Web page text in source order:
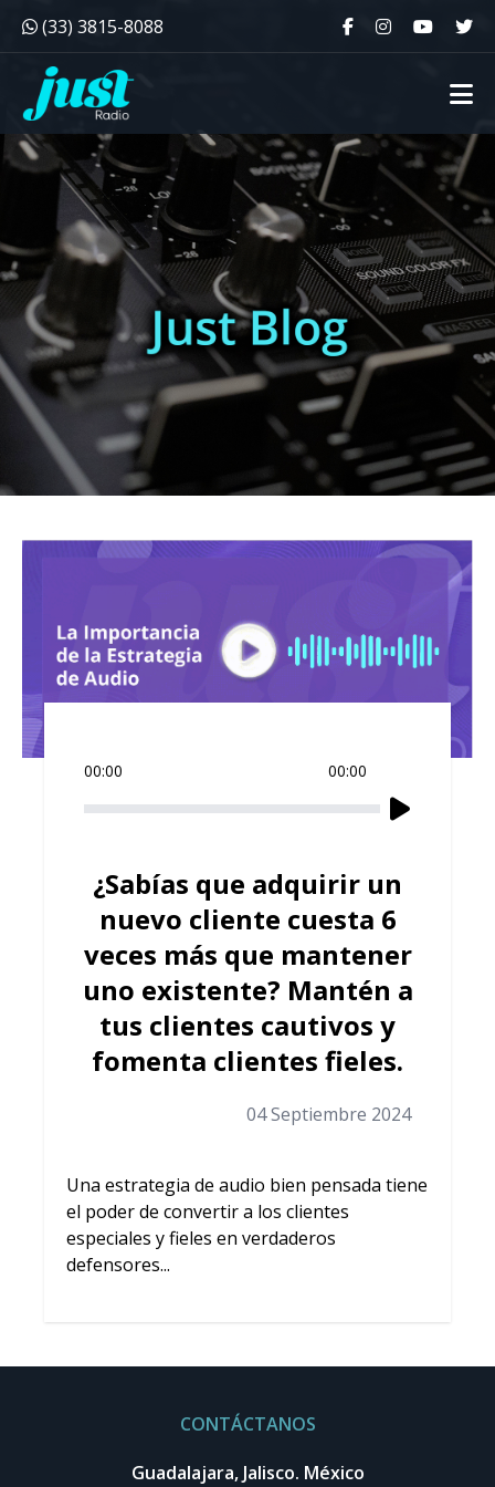
(33) 3815-8088
00:00 00:00
¿Sabías que adquirir un
nuevo cliente cuesta 6
veces más que mantener
uno existente? Mantén a
tus clientes cautivos y
fomenta clientes fieles.
04 Septiembre 2024
Una estrategia de audio bien pensada tiene
el poder de convertir a los clientes
especiales y fieles en verdaderos
defensores...
CONTÁCTANOS
Guadalajara, Jalisco. México